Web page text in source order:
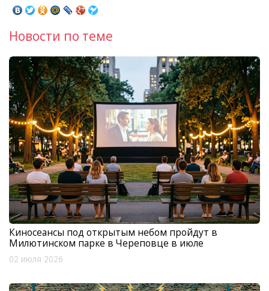
Новости по теме
Киносеансы под открытым небом пройдут в
Милютинском парке в Череповце в июле
02 июля 2026